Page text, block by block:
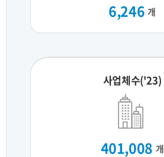
6,246 개
사업체수('23)
401,008 개